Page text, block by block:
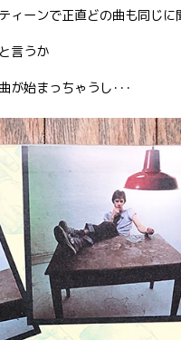
ィーンで正直どの曲も同じに
言うか
が始まっちゃうし･･･